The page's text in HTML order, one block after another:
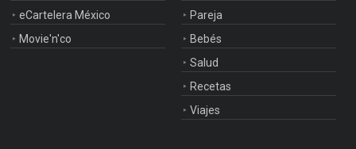
eCartelera México
Movie'n'co
Pareja
Bebés
Salud
Recetas
Viajes